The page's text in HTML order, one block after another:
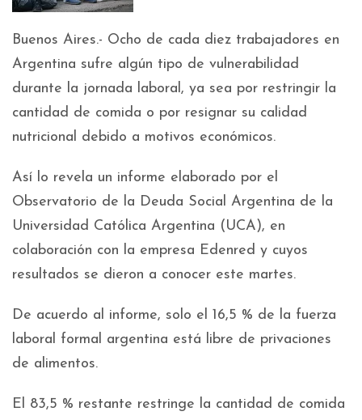
Buenos Aires.- Ocho de cada diez trabajadores en
Argentina sufre algún tipo de vulnerabilidad
durante la jornada laboral, ya sea por restringir la
cantidad de comida o por resignar su calidad
nutricional debido a motivos económicos.
Así lo revela un informe elaborado por el
Observatorio de la Deuda Social Argentina de la
Universidad Católica Argentina (UCA), en
colaboración con la empresa Edenred y cuyos
resultados se dieron a conocer este martes.
De acuerdo al informe, solo el 16,5 % de la fuerza
laboral formal argentina está libre de privaciones
de alimentos.
El 83,5 % restante restringe la cantidad de comida